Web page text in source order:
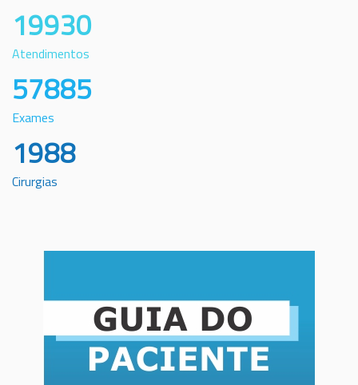
19930
Atendimentos
57885
Exames
1988
Cirurgias